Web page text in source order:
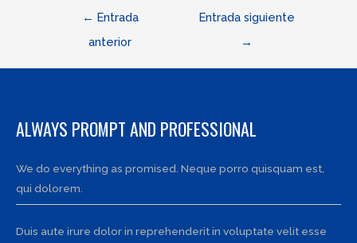
Navegación
← Entrada
anterior
Entrada siguiente
→
ALWAYS PROMPT AND PROFESSIONAL
We do everything as promised. Neque porro quisquam est,
qui dolorem.
Duis aute irure dolor in reprehenderit in voluptate velit esse